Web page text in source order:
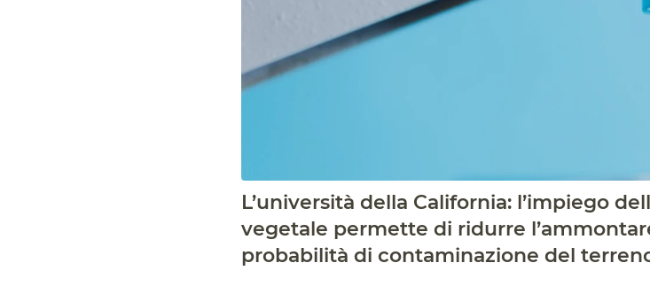
L’università della California: l’impiego
vegetale permette di ridurre
probabilità di contaminazione del